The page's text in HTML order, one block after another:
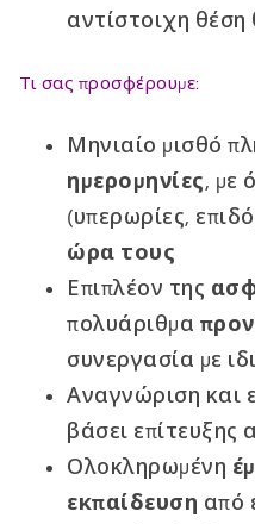
αντίστοιχη θέση
Τι σας προσφέρουμε:
Μηνιαίο μισθό
ημερομηνίες, με
(υπερωρίες,
ώρα τους
Επιπλέον της
πολυάριθμα
συνεργασία με
Αναγνώριση και
βάσει
Ολοκληρωμένη
εκπαίδευση από